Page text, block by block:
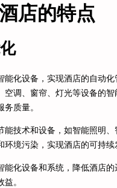
店的特点
能化设备，实现酒店的自动化
空调、窗帘、灯光等设备的智
质量。
能技术和设备，如智能照明、
环境污染，实现酒店的可持续
能化设备和系统，降低酒店的
。